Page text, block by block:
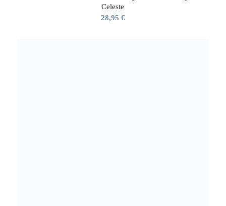
Celeste
28,95 €